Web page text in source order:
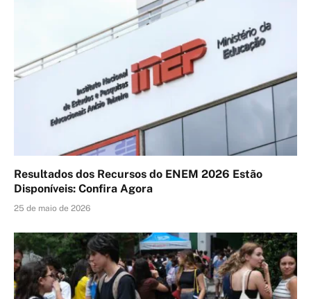
Resultados dos Recursos do ENEM 2026 Estão
Disponíveis: Confira Agora
25 de maio de 2026